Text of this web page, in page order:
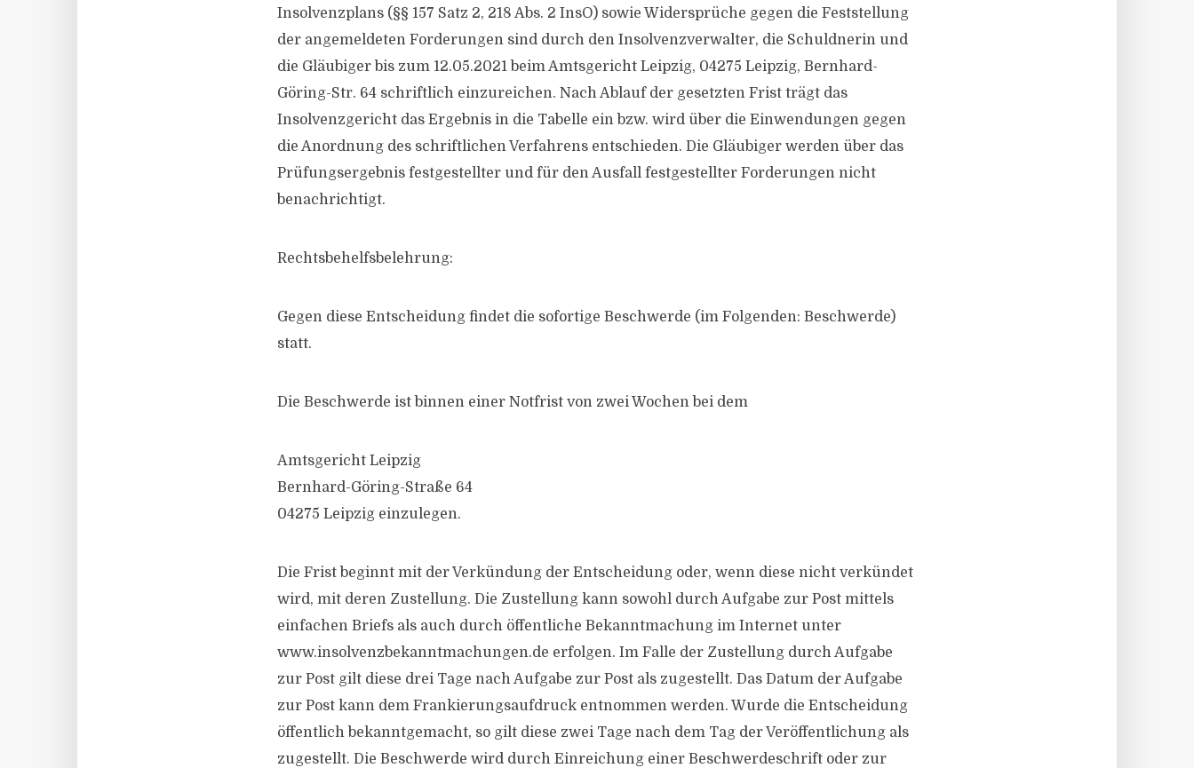
Insolvenzplans (§§ 157 Satz 2, 218 Abs. 2 InsO) sowie Widersprüche gegen die Feststellung
der angemeldeten Forderungen sind durch den Insolvenzverwalter, die Schuldnerin und
die Gläubiger bis zum 12.05.2021 beim Amtsgericht Leipzig, 04275 Leipzig, Bernhard-
Göring-Str. 64 schriftlich einzureichen. Nach Ablauf der gesetzten Frist trägt das
Insolvenzgericht das Ergebnis in die Tabelle ein bzw. wird über die Einwendungen gegen
die Anordnung des schriftlichen Verfahrens entschieden. Die Gläubiger werden über das
Prüfungsergebnis festgestellter und für den Ausfall festgestellter Forderungen nicht
benachrichtigt.
Rechtsbehelfsbelehrung:
Gegen diese Entscheidung findet die sofortige Beschwerde (im Folgenden: Beschwerde)
statt.
Die Beschwerde ist binnen einer Notfrist von zwei Wochen bei dem
Amtsgericht Leipzig
Bernhard-Göring-Straße 64
04275 Leipzig einzulegen.
Die Frist beginnt mit der Verkündung der Entscheidung oder, wenn diese nicht verkündet
wird, mit deren Zustellung. Die Zustellung kann sowohl durch Aufgabe zur Post mittels
einfachen Briefs als auch durch öffentliche Bekanntmachung im Internet unter
www.insolvenzbekanntmachungen.de erfolgen. Im Falle der Zustellung durch Aufgabe
zur Post gilt diese drei Tage nach Aufgabe zur Post als zugestellt. Das Datum der Aufgabe
zur Post kann dem Frankierungsaufdruck entnommen werden. Wurde die Entscheidung
öffentlich bekanntgemacht, so gilt diese zwei Tage nach dem Tag der Veröffentlichung als
zugestellt. Die Beschwerde wird durch Einreichung einer Beschwerdeschrift oder zur